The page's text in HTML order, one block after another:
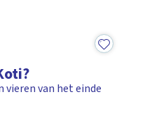
vieren van het einde